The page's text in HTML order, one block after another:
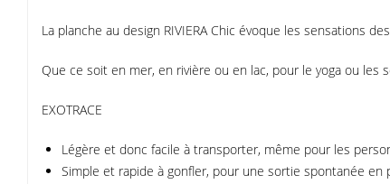
La planche au design RIVIERA Chic évoque les sensations
Que ce soit en mer, en rivière ou en lac, pour le yoga ou les
EXOTRACE
Légère et donc facile à transporter, même pour les
Simple et rapide à gonfler, pour une sortie spontanée en